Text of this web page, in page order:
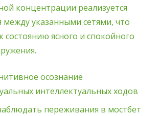
концентрации реализуется
между указанными сетями, что
состоянию ясного и спокойного
осознание
интеллектуальных ходов
переживания в мостбет